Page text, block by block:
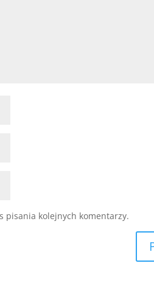
pisania kolejnych komentarzy.